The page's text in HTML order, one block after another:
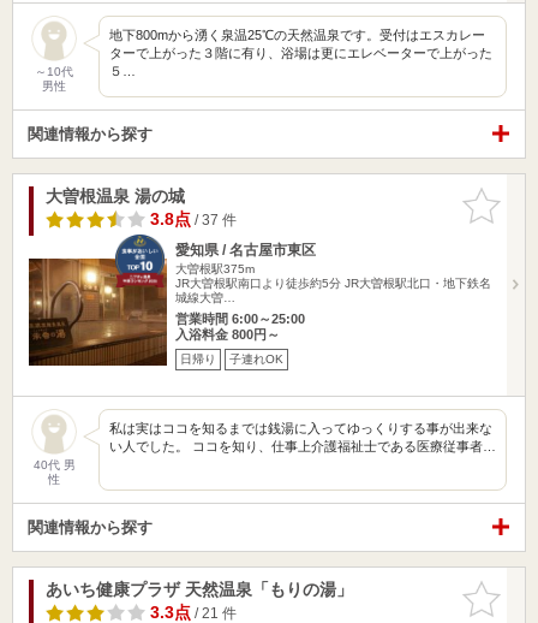
～10代
男性
地下800mから湧く泉温25℃の天然温泉です。受付はエスカレー
ターで上がった３階に有り、浴場は更にエレベーターで上がった
５…
関連情報から探す
お気に入
りに追加
大曽根温泉 湯の城
3.8点/ 37 件
愛知県 / 名古屋市東区
大曽根駅375m
JR大曽根駅南口より徒歩約5分 JR大曽根駅北口・地下鉄名
城線大曽…
営業時間 6:00～25:00
入浴料金 800円～
日帰り 子連れOK
40代 男
性
私は実はココを知るまでは銭湯に入ってゆっくりする事が出来な
い人でした。 ココを知り、仕事上介護福祉士である医療従事者…
関連情報から探す
お気に入
りに追加
あいち健康プラザ 天然温泉「もりの湯」
3.3点/ 21 件